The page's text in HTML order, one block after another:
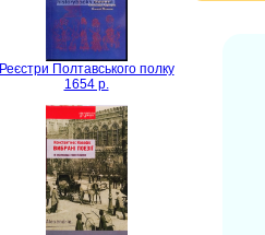
Реєстри Полтавського полку
1654 р.